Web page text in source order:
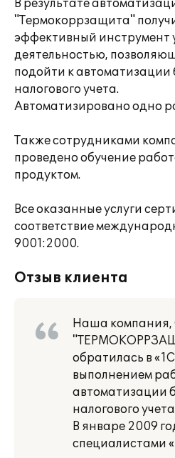
В результате
"Термокоррзащита"
эффективный инструмент
деятельностью,
подойти к автоматизации
налогового учета.
Автоматизировано одно
Также сотрудниками
проведено обучение
продуктом.
Все оказанные услуги
соответствие
9001:2000.
Отзыв клиента
Наша
обратилась в
выполнением
автоматизации
налогового
В январе 2009
специалистами